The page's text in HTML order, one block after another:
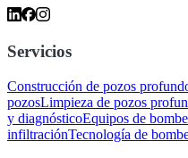
Servicios
Construcción de pozos
pozosLimpieza de pozos
y diagnósticoEquipos de
infiltraciónTecnología de